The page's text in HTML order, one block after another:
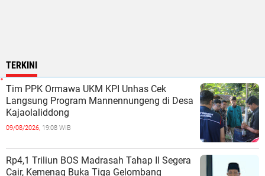
TERKINI
Tim PPK Ormawa UKM KPI Unhas Cek
Langsung Program Mannennungeng di Desa
Kajaolaliddong
09/08/2026, 19:08 WIB
Rp4,1 Triliun BOS Madrasah Tahap II Segera
Cair, Kemenag Buka Tiga Gelombang